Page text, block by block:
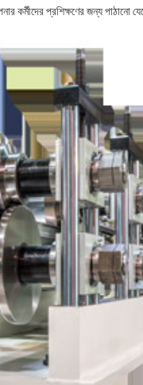
কর্মীদের প্রশিক্ষণের জন্য